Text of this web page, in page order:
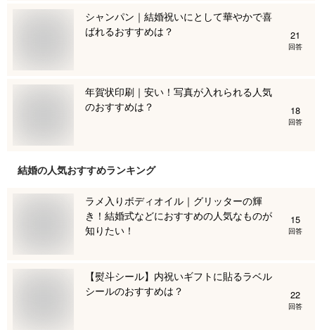
シャンパン｜結婚祝いにとして華やかで喜
ばれるおすすめは？
21
回答
年賀状印刷｜安い！写真が入れられる人気
のおすすめは？
18
回答
結婚の人気おすすめランキング
ラメ入りボディオイル｜グリッターの輝
き！結婚式などにおすすめの人気なものが
知りたい！
15
回答
【熨斗シール】内祝いギフトに貼るラベル
シールのおすすめは？
22
回答